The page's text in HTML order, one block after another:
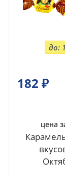
182 ₽
цена
до: